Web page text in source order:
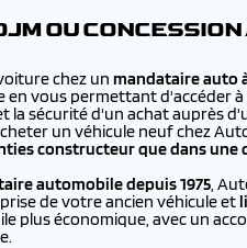
OU
chez un mandataire auto
vous permettant d'accéder à
la sécurité d'un achat auprès
un véhicule neuf chez
constructeur que dans une
automobile depuis 1975,
de votre ancien véhicule et
plus économique, avec un